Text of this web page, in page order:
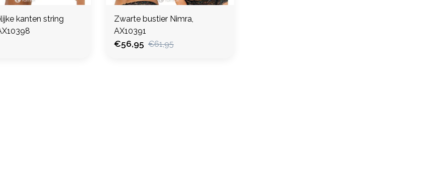
kanten string
Zwarte bustier Nimra,
AX10391
€56,95 €61,95